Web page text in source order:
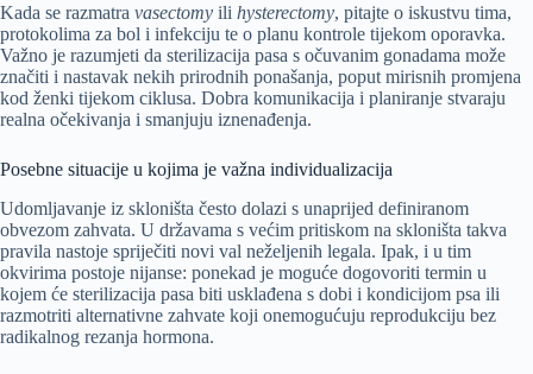
Kada se razmatra vasectomy ili hysterectomy, pitajte o iskustvu tima,
protokolima za bol i infekciju te o planu kontrole tijekom oporavka.
Važno je razumjeti da sterilizacija pasa s očuvanim gonadama može
značiti i nastavak nekih prirodnih ponašanja, poput mirisnih promjena
kod ženki tijekom ciklusa. Dobra komunikacija i planiranje stvaraju
realna očekivanja i smanjuju iznenađenja.
Posebne situacije u kojima je važna individualizacija
Udomljavanje iz skloništa često dolazi s unaprijed definiranom
obvezom zahvata. U državama s većim pritiskom na skloništa takva
pravila nastoje spriječiti novi val neželjenih legala. Ipak, i u tim
okvirima postoje nijanse: ponekad je moguće dogovoriti termin u
kojem će sterilizacija pasa biti usklađena s dobi i kondicijom psa ili
razmotriti alternativne zahvate koji onemogućuju reprodukciju bez
radikalnog rezanja hormona.